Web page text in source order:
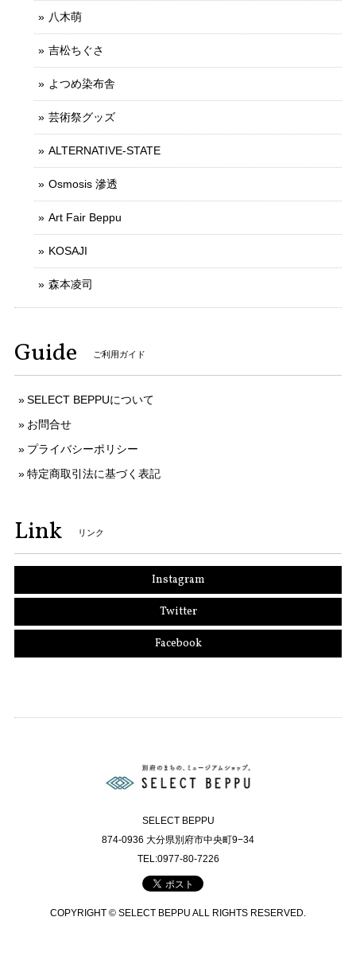
八木萌
吉松ちぐさ
よつめ染布舎
芸術祭グッズ
ALTERNATIVE-STATE
Osmosis 滲透
Art Fair Beppu
KOSAJI
森本凌司
Guide ご利用ガイド
SELECT BEPPUについて
お問合せ
プライバシーポリシー
特定商取引法に基づく表記
Link リンク
Instagram
Twitter
Facebook
SELECT BEPPU
874-0936 大分県別府市中央町9−34
TEL:0977-80-7226
COPYRIGHT © SELECT BEPPU ALL RIGHTS RESERVED.